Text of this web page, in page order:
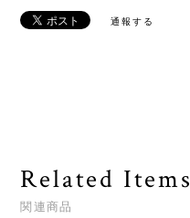
通報する
Related Items
関連商品